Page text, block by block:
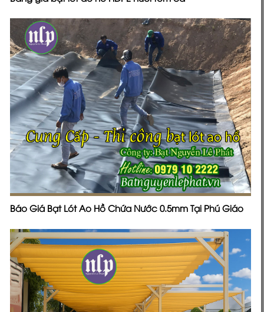
Báo Giá Bạt Lót Ao Hồ Chứa Nước 0.5mm Tại Phú Giáo